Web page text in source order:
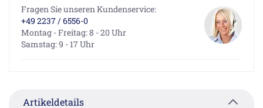
Fragen Sie unseren Kundenservice:
+49 2237 / 6556-0
Montag - Freitag: 8 - 20 Uhr
Samstag: 9 - 17 Uhr
Artikeldetails